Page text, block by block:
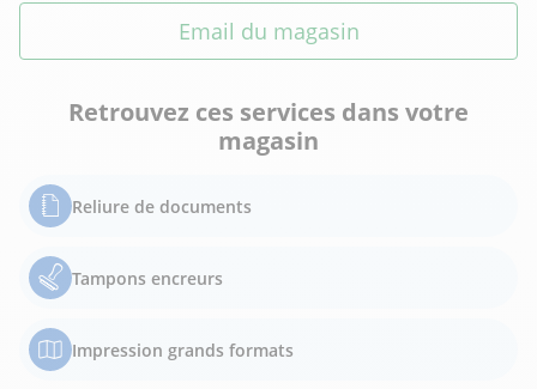
Email du magasin
Retrouvez ces services dans votre
magasin
Reliure de documents
Tampons encreurs
Impression grands formats